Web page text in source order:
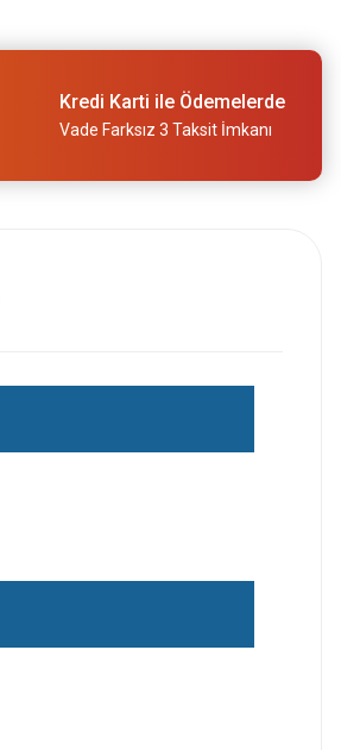
Kredi Karti ile Ödemelerde
Vade Farksız 3 Taksit İmkanı